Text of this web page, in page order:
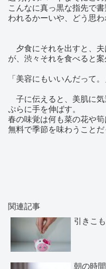
こんなに真っ黒な指先で
われるかーいや、どう思わ
夕食にそれを出すと、
が、渋々それを食べると
「美容にもいいんだって。
子に伝えると、美肌に
ぷらに手を伸ばす。
春の味覚は何も菜の花や筍
無料で季節を味わうことだ
関連記事
引きこ
朝の時